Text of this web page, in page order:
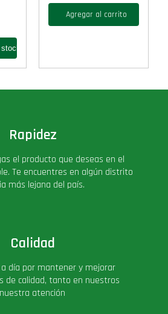
Agregar al carrito
Rapidez
el producto que deseas en el
Te encuentres en algún distrito
más lejana del país.
Calidad
día por mantener y mejorar
de calidad, tanto en nuestros
atención